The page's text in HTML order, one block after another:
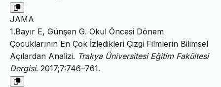
JAMA
1.Bayır E, Günşen G. Okul Öncesi Dönem
Çocuklarının En Çok İzledikleri Çizgi Filmlerin Bilimsel
Açılardan Analizi. Trakya Üniversitesi Eğitim Fakültesi
Dergisi. 2017;7:746–761.